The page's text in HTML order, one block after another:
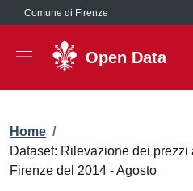
Salta al contenuto principale
Comune di Firenze
Open Data
Briciole di pane
Home /
Dataset: Rilevazione dei
Firenze del 2014 - Agosto